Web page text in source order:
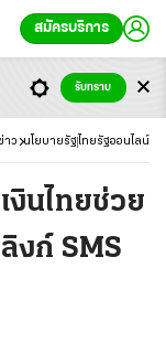
สมัครบริการ
ข่าว นโยบายรัฐ ไทยรัฐออนไลน์
งินไทยช่วย
งก์ SMS
รับทราบ